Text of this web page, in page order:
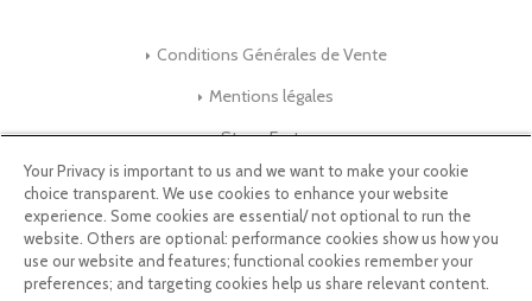
Conditions Générales de Vente
Mentions légales
Store-Factory
Qui Sommes nous ?
Parrainage
Blog & Conseils
Your Privacy is important to us and we want to make your cookie
choice transparent. We use cookies to enhance your website
experience. Some cookies are essential/ not optional to run the
website. Others are optional: performance cookies show us how you
use our website and features; functional cookies remember your
preferences; and targeting cookies help us share relevant content.